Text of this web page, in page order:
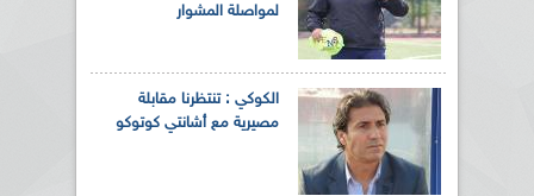
لمواصلة المشوار
الكوكي : تنتظرنا مقابلة
مصيرية مع أشانتي كوتوكو